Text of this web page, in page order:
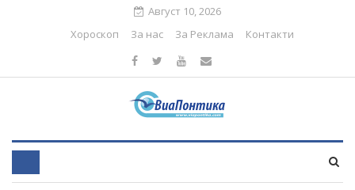
Август 10, 2026
Хороскоп
За нас За Реклама Контакти